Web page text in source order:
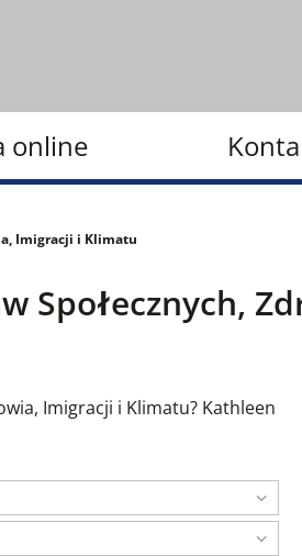
online
Imigracji i Klimatu
Społecznych,
Imigracji i Klimatu? Kathleen